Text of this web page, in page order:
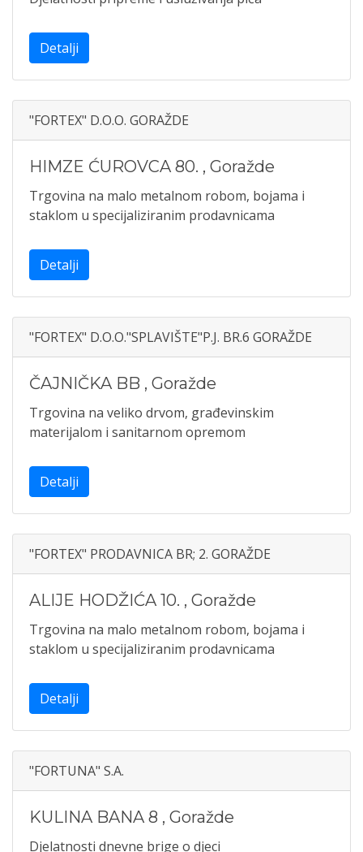
Detalji
"FORTEX" D.O.O. GORAŽDE
HIMZE ĆUROVCA 80. , Goražde
Trgovina na malo metalnom robom, bojama i
staklom u specijaliziranim prodavnicama
Detalji
"FORTEX" D.O.O."SPLAVIŠTE"P.J. BR.6 GORAŽDE
ČAJNIČKA BB , Goražde
Trgovina na veliko drvom, građevinskim
materijalom i sanitarnom opremom
Detalji
"FORTEX" PRODAVNICA BR; 2. GORAŽDE
ALIJE HODŽIĆA 10. , Goražde
Trgovina na malo metalnom robom, bojama i
staklom u specijaliziranim prodavnicama
Detalji
"FORTUNA" S.A.
KULINA BANA 8 , Goražde
Djelatnosti dnevne brige o djeci